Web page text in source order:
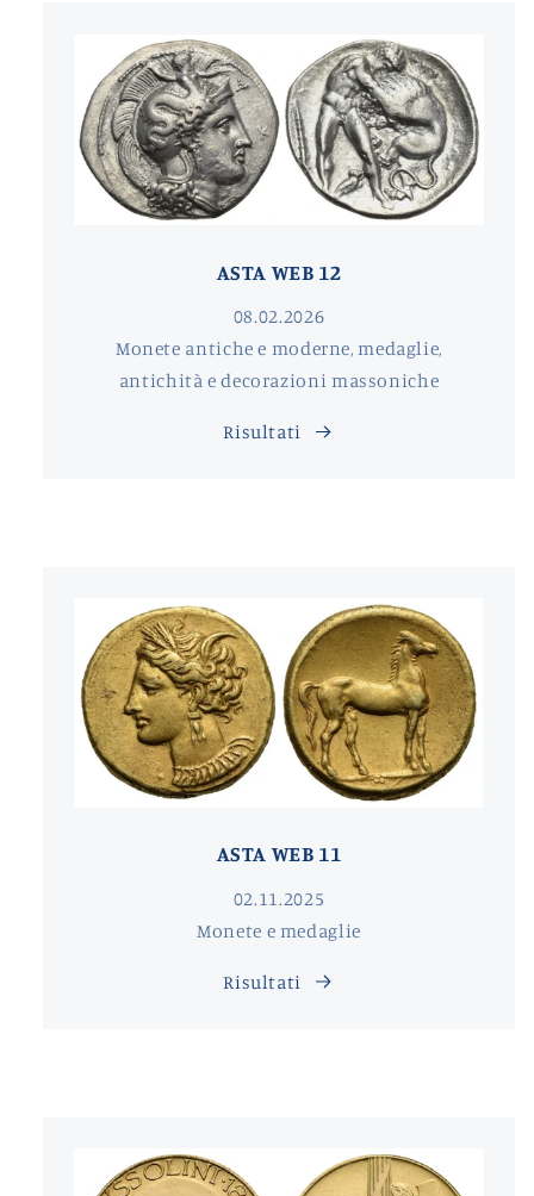
ASTA WEB 12
08.02.2026
Monete antiche e moderne, medaglie,
antichità e decorazioni massoniche
Risultati
ASTA WEB 11
02.11.2025
Monete e medaglie
Risultati